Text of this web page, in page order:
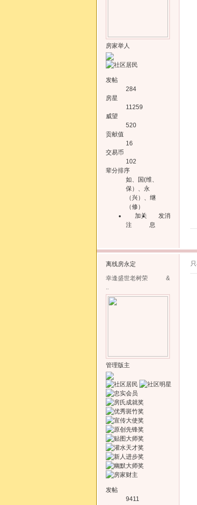
房家举人
发帖
284
房星
11259
威望
520
贡献值
16
交易币
102
辈分排序
如、国(维、
保）、永
（兴）、继
（修）
加关
注
发消
息
离线房永定
幸逢盛世老树荣 &
..
管理版主
发帖
9411